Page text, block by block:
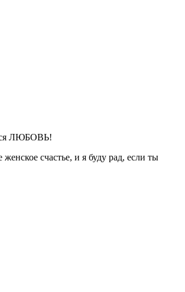
ЛЮБОВЬ!
счастье, и я буду рад, если ты